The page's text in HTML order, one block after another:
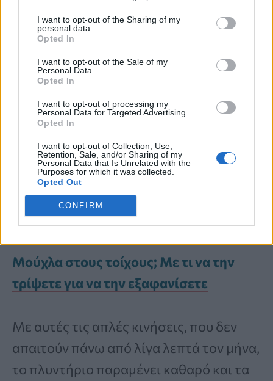
I want to opt-out of the Sharing of my
personal data.
Opted In
I want to opt-out of the Sale of my
Personal Data.
Opted In
I want to opt-out of processing my
Personal Data for Targeted Advertising.
Opted In
I want to opt-out of Collection, Use,
Retention, Sale, and/or Sharing of my
Personal Data that Is Unrelated with the
Purposes for which it was collected.
Opted Out
CONFIRM
αποτέλεσμα
Μία φορά τον μήνα, καλό είναι να
λειτουργείτε το πλυντήριο άδειο σε
υψηλή θερμοκρασία
συρτάριαπορρυπαντικού,μπορείτε να
εξαλείψετε τυχόν υπολείμματα και
μικρόβια από το εσωτερικό της
συσκευής.
Μούχλα στους τοίχους; Με τι να την
τρίψετε για να την εξαφανίσετε
Με αυτές τις απλές κινήσεις, που δεν
απαιτούν πάνω από λίγα λεπτά τον μήνα,
το πλυντήριο παραμένει καθαρό και τα